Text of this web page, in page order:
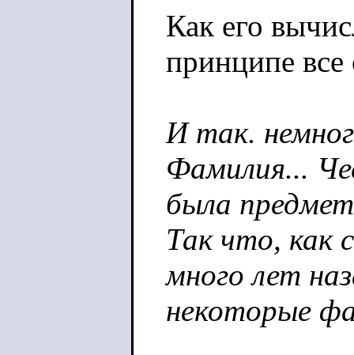
Как его
принципе все
И так.
Фамилия...
была
Так что, как
много лет
некоторые